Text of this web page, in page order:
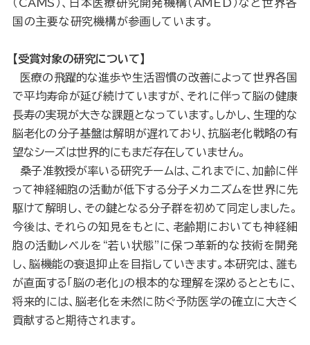
（CAMS）、
日本医療研究開発機構（AMED）など世界各
国の主要な研究機構が参画しています。
【受賞対象の研究について】
医療の飛躍的な進歩や生活習慣の改善によって世界各国
で平均寿命が延び続けていますが、それに伴って脳の健康
長寿の実現が大きな課題となっています。しかし、生理的な
脳老化の分子基盤は解明が遅れており、抗脳老化戦略の有
望なシーズは世界的にもまだ存在していません。
桑子准教授が率いる研究チームは、これまでに、加齢に伴
って神経細胞の活動が低下する分子メカニズムを世界に先
駆けて解明し、その鍵となる分子群を初めて同定しました。
今後は、それらの知見をもとに、老齢期においても神経細
胞の活動レベルを“若い状態”に保つ革新的な技術を開発
し、脳機能の衰退抑止を目指していきます。本研究は、誰も
が直面する「脳の老化」の根本的な理解を深めるとともに、
将来的には、脳老化を未然に防ぐ予防医学の確立に大きく
貢献すると期待されます。